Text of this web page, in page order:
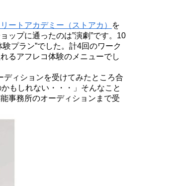
ートアカデミー（ストアカ）
を
ップに通ったのは”演劇”です。10
プラン”でした。計4回のワーク
るアフレコ体験のメニューでし
ィションを受けてみたところ合
もしれない・・・」そんなこと
事務所のオーディションまで受